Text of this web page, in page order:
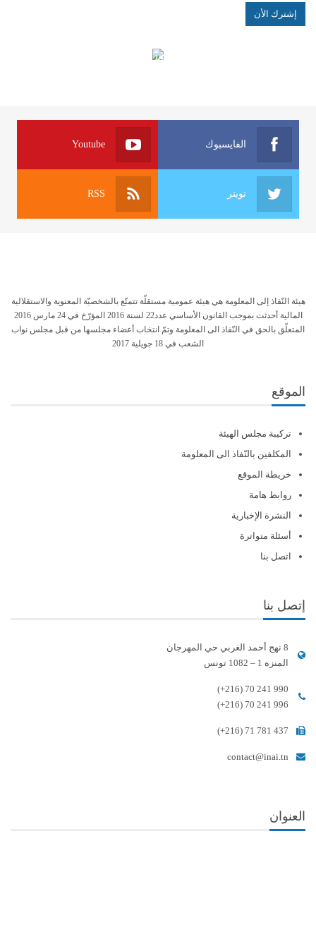
الهياكل الخاضعة لقانون النفاذ إلى المعلومة
الفايسبوك Youtube
تويتر RSS
هيئة النّفاذ إلى المعلومة هي هيئة عمومية مستقلّة تتمتّع بالشخصيّة المعنوية والاستقلالية
المالية أحدثت بموجب القانون الأساسي عدد22 لسنة 2016 المؤرّخ في 24 مارس 2016
المتعلّق بالحق في النّفاذ الى المعلومة وتمّ انتخاب أعضاء مجلسها من قبل مجلس نواب
الشعب في 18 جويلية 2017
الموقع
تركيبة مجلس الهيئة
المكلفين بالنّفاذ الى المعلومة
خريطة الموقع
روابط هامة
النشرة الإخبارية
أسئلة متواترة
اتصل بنا
إتصل بنا
8 نهج أحمد الغربي حي المهرجان
المنزه 1 – 1082 تونس
(+216) 70 241 990
(+216) 70 241 996
(+216) 71 781 437
contact@inai.tn
العنوان